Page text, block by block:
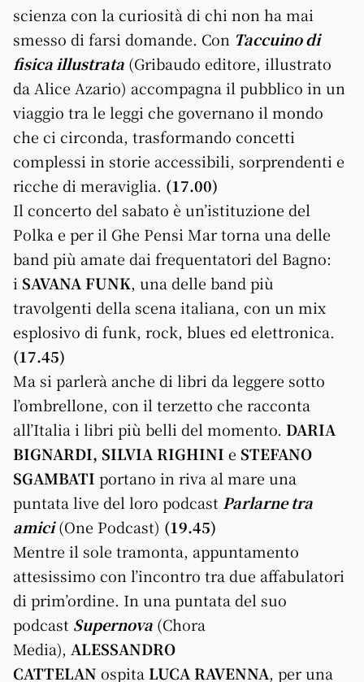
scienza con la curiosità di chi non ha mai
smesso di farsi domande. Con Taccuino di
fisica illustrata (Gribaudo editore, illustrato
da Alice Azario) accompagna il pubblico in un
viaggio tra le leggi che governano il mondo
che ci circonda, trasformando concetti
complessi in storie accessibili, sorprendenti e
ricche di meraviglia. (17.00)
Il concerto del sabato è un’istituzione del
Polka e per il Ghe Pensi Martorna una delle
band più amate dai frequentatori del Bagno:
i SAVANA FUNK, una delle band più
travolgenti della scena italiana, con un mix
esplosivo di funk, rock, blues ed elettronica.
(17.45)
Ma si parlerà anche di libri da leggere sotto
l’ombrellone, con il terzetto che racconta
all’Italia i libri più belli del momento. DARIA
BIGNARDI, SILVIA RIGHINI e STEFANO
SGAMBATI portano in riva al mare una
puntata live del loro podcast Parlarne tra
amici(One Podcast) (19.45)
Mentre il sole tramonta, appuntamento
attesissimo con l’incontro tra due affabulatori
di prim’ordine. In una puntata del suo
podcast Supernova (Chora
Media), ALESSANDRO
CATTELAN ospita LUCA RAVENNA, per una